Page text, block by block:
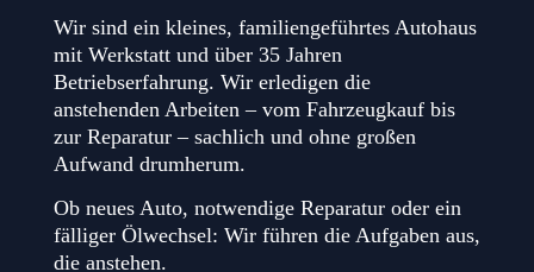
Wir sind ein kleines, familiengeführtes Autohaus
mit Werkstatt und über 35 Jahren
Betriebserfahrung. Wir erledigen die
anstehenden Arbeiten – vom Fahrzeugkauf bis
zur Reparatur – sachlich und ohne großen
Aufwand drumherum.
Ob neues Auto, notwendige Reparatur oder ein
fälliger Ölwechsel: Wir führen die Aufgaben aus,
die anstehen.